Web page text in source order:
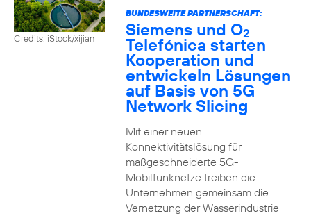
Credits: iStock/xijian
BUNDESWEITE PARTNERSCHAFT:
Siemens und O2
Telefónica starten
Kooperation und
entwickeln Lösungen
auf Basis von 5G
Network Slicing
Mit einer neuen
Konnektivitätslösung für
maßgeschneiderte 5G-
Mobilfunknetze treiben die
Unternehmen gemeinsam die
Vernetzung der Wasserindustrie